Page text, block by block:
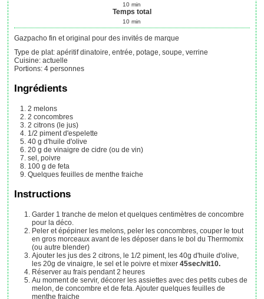
10 min
Temps total
10 min
Gazpacho fin et original pour des invités de marque
Type de plat: apéritif dinatoire, entrée, potage, soupe, verrine
Cuisine: actuelle
Portions:4 personnes
Ingrédients
2 melons
2 concombres
2 citrons (le jus)
1/2 piment d'espelette
40 g d'huile d'olive
20 g de vinaigre de cidre (ou de vin)
sel, poivre
100 g de feta
Quelques feuilles de menthe fraiche
Instructions
Garder 1 tranche de melon et quelques centimètres de concombre
pour la déco.
Peler et épépiner les melons, peler les concombres, couper le tout
en gros morceaux avant de les déposer dans le bol du Thermomix
(ou autre blender)
Ajouter les jus des 2 citrons, le 1/2 piment, les 40g d'huile d'olive,
les 20g de vinaigre, le sel et le poivre et mixer45sec/vit10.
Réserver au frais pendant 2 heures
Au moment de servir, décorer les assiettes avec des petits cubes de
melon, de concombre et de feta. Ajouter quelques feuilles de
menthe fraiche